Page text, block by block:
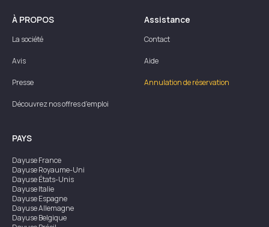
À PROPOS
La société
Avis
Presse
Découvrez nos offres d'emploi
Assistance
Contact
Aide
Annulation de réservation
PAYS
DayuseFrance
DayuseRoyaume-Uni
DayuseÉtats-Unis
DayuseItalie
DayuseEspagne
DayuseAllemagne
DayuseBelgique